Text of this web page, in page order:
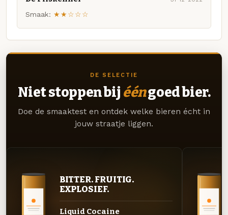
Smaak: ★★☆☆☆
DE SELECTIE
Niet stoppen bij ééngoed bier.
Doe de smaaktest en ontdek welke bieren écht in
jouw straatje liggen.
BITTER. FRUITIG.
EXPLOSIEF.
Liquid Cocaine